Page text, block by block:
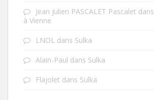
Jean Julien PASCALET Pascalet dans
à Vienne
LNOL dans Sulka
Alain-Paul dans Sulka
Flajolet dans Sulka